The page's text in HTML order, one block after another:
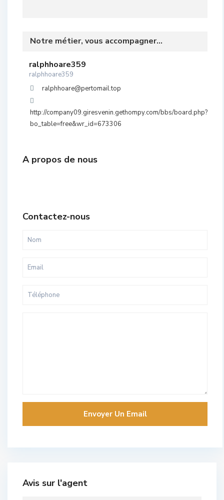
Notre métier, vous accompagner...
ralphhoare359
ralphhoare359
ralphhoare@pertomail.top
http://company09.giresvenin.gethompy.com/bbs/board.php?
bo_table=free&wr_id=673306
A propos de nous
Contactez-nous
Avis sur l'agent